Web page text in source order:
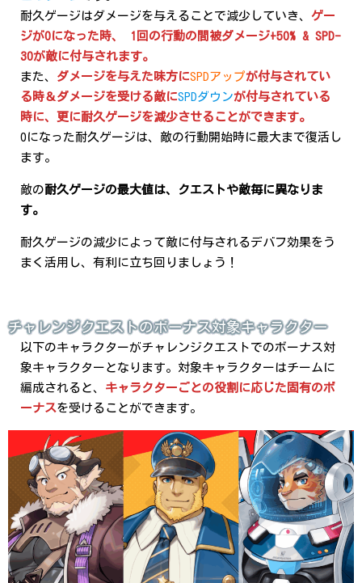
耐久ゲージはダメージを与えることで減少していき、 ゲー
ジが0になった時、 1回の行動の間被ダメージ+50% & SPD-
30が敵に付与されます。
また、 ダメージを与えた味方にSPDアップが付与されてい
る時＆ダメージを受ける敵にSPDダウンが付与されている
時に、更に耐久ゲージを減少させることができます。
0になった耐久ゲージは、敵の行動開始時に最大まで復活し
ます。
敵の耐久ゲージの最大値は、クエストや敵毎に異なりま
す。
耐久ゲージの減少によって敵に付与されるデバフ効果をう
まく活用し、有利に立ち回りましょう！
チャレンジクエストのボーナス対象キャラクター
以下のキャラクターがチャレンジクエストでのボーナス対
象キャラクターとなります。対象キャラクターはチームに
編成されると、 キャラクターごとの役割に応じた固有のボ
ーナスを受けることができます。